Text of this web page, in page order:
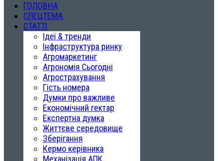
ГОЛОВНА
СПЕЦТЕМА
СТАТТІ
Ідеї & тренди
Інфраструктура ринку
Агромаркетинг
Агрономія Сьогодні
Агрострахування
Гість номера
Думки про важливе
Економічний гектар
Експертна думка
Життєве середовище
Зберігання
Кермо керівника
Механізація АПК